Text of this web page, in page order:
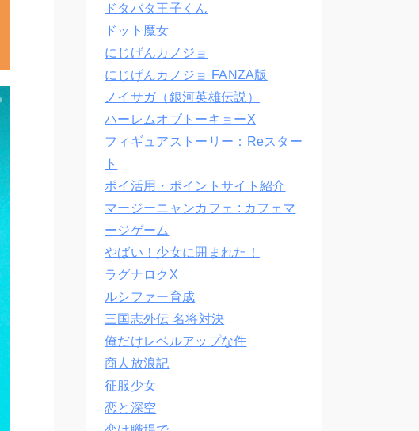
ドタバタ王子くん
ドット魔女
にじげんカノジョ
にじげんカノジョ FANZA版
ノイサガ（銀河英雄伝説）
ハーレムオブトーキョーX
フィギュアストーリー：Reスター
ト
ポイ活用・ポイントサイト紹介
マージーニャンカフェ : カフェマ
ージゲーム
やばい！少女に囲まれた！
ラグナロクX
ルシファー育成
三国志外伝 名将対決
俺だけレベルアップな件
商人放浪記
征服少女
恋と深空